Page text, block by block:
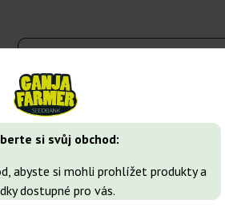
si svůj obchod:
abyste si mohli prohlížet produkty a
dostupné pro vás.